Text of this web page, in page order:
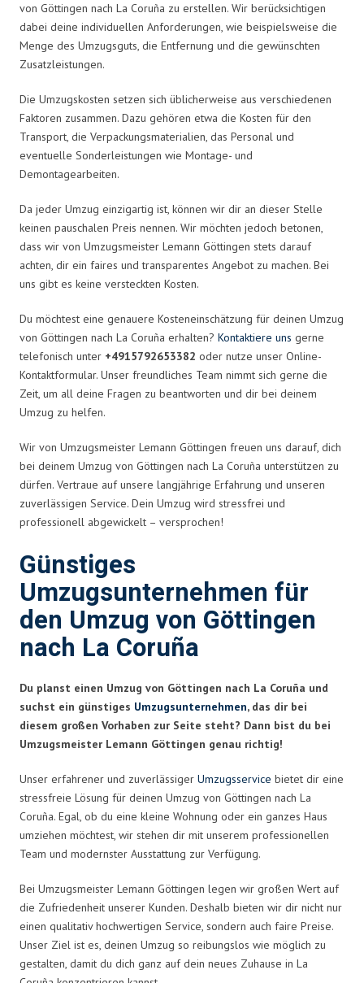
von Göttingen nach La Coruña zu erstellen. Wir berücksichtigen
dabei deine individuellen Anforderungen, wie beispielsweise die
Menge des Umzugsguts, die Entfernung und die gewünschten
Zusatzleistungen.
Die Umzugskosten setzen sich üblicherweise aus verschiedenen
Faktoren zusammen. Dazu gehören etwa die Kosten für den
Transport, die Verpackungsmaterialien, das Personal und
eventuelle Sonderleistungen wie Montage- und
Demontagearbeiten.
Da jeder Umzug einzigartig ist, können wir dir an dieser Stelle
keinen pauschalen Preis nennen. Wir möchten jedoch betonen,
dass wir von Umzugsmeister Lemann Göttingen stets darauf
achten, dir ein faires und transparentes Angebot zu machen. Bei
uns gibt es keine versteckten Kosten.
Du möchtest eine genauere Kosteneinschätzung für deinen Umzug
von Göttingen nach La Coruña erhalten? Kontaktiere uns gerne
telefonisch unter +4915792653382 oder nutze unser Online-
Kontaktformular. Unser freundliches Team nimmt sich gerne die
Zeit, um all deine Fragen zu beantworten und dir bei deinem
Umzug zu helfen.
Wir von Umzugsmeister Lemann Göttingen freuen uns darauf, dich
bei deinem Umzug von Göttingen nach La Coruña unterstützen zu
dürfen. Vertraue auf unsere langjährige Erfahrung und unseren
zuverlässigen Service. Dein Umzug wird stressfrei und
professionell abgewickelt – versprochen!
Günstiges
Umzugsunternehmen für
den Umzug von Göttingen
nach La Coruña
Du planst einen Umzug von Göttingen nach La Coruña und
suchst ein günstiges Umzugsunternehmen, das dir bei
diesem großen Vorhaben zur Seite steht? Dann bist du bei
Umzugsmeister Lemann Göttingen genau richtig!
Unser erfahrener und zuverlässiger Umzugsservice bietet dir eine
stressfreie Lösung für deinen Umzug von Göttingen nach La
Coruña. Egal, ob du eine kleine Wohnung oder ein ganzes Haus
umziehen möchtest, wir stehen dir mit unserem professionellen
Team und modernster Ausstattung zur Verfügung.
Bei Umzugsmeister Lemann Göttingen legen wir großen Wert auf
die Zufriedenheit unserer Kunden. Deshalb bieten wir dir nicht nur
einen qualitativ hochwertigen Service, sondern auch faire Preise.
Unser Ziel ist es, deinen Umzug so reibungslos wie möglich zu
gestalten, damit du dich ganz auf dein neues Zuhause in La